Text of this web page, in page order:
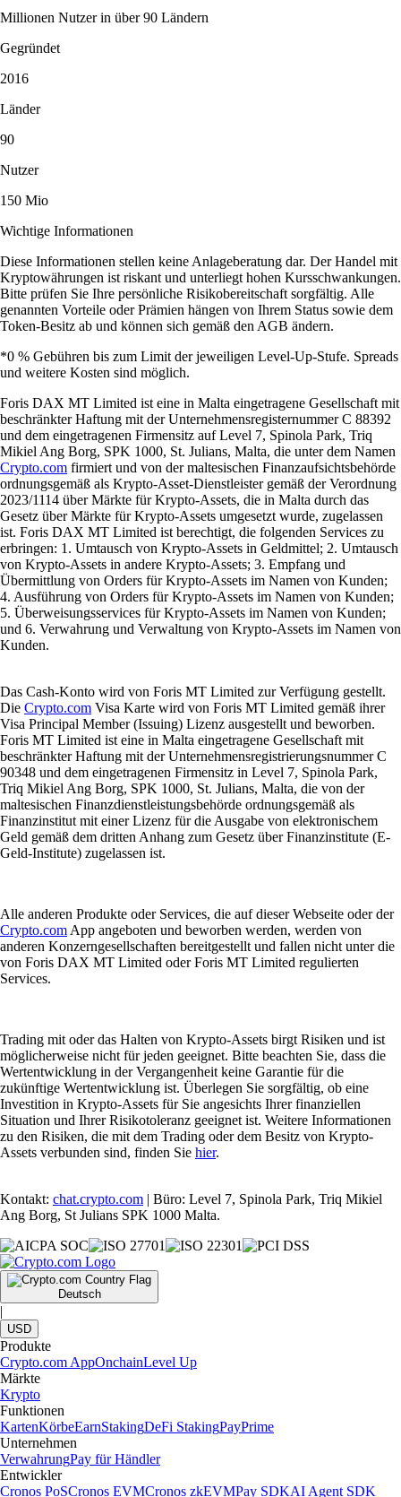
Millionen Nutzer in über 90 Ländern
Gegründet
2016
Länder
90
Nutzer
150 Mio
Wichtige Informationen
Diese Informationen stellen keine Anlageberatung dar. Der Handel mit
Kryptowährungen ist riskant und unterliegt hohen Kursschwankungen.
Bitte prüfen Sie Ihre persönliche Risikobereitschaft sorgfältig. Alle
genannten Vorteile oder Prämien hängen von Ihrem Status sowie dem
Token-Besitz ab und können sich gemäß den AGB ändern.
*0 % Gebühren bis zum Limit der jeweiligen Level-Up-Stufe. Spreads
und weitere Kosten sind möglich.
Foris DAX MT Limited ist eine in Malta eingetragene Gesellschaft mit
beschränkter Haftung mit der Unternehmensregisternummer C 88392
und dem eingetragenen Firmensitz auf Level 7, Spinola Park, Triq
Mikiel Ang Borg, SPK 1000, St. Julians, Malta, die unter dem Namen
Crypto.com firmiert und von der maltesischen Finanzaufsichtsbehörde
ordnungsgemäß als Krypto-Asset-Dienstleister gemäß der Verordnung
2023/1114 über Märkte für Krypto-Assets, die in Malta durch das
Gesetz über Märkte für Krypto-Assets umgesetzt wurde, zugelassen
ist. Foris DAX MT Limited ist berechtigt, die folgenden Services zu
erbringen: 1. Umtausch von Krypto-Assets in Geldmittel; 2. Umtausch
von Krypto-Assets in andere Krypto-Assets; 3. Empfang und
Übermittlung von Orders für Krypto-Assets im Namen von Kunden;
4. Ausführung von Orders für Krypto-Assets im Namen von Kunden;
5. Überweisungsservices für Krypto-Assets im Namen von Kunden;
und 6. Verwahrung und Verwaltung von Krypto-Assets im Namen von
Kunden.
Das Cash-Konto wird von Foris MT Limited zur Verfügung gestellt.
Die Crypto.com Visa Karte wird von Foris MT Limited gemäß ihrer
Visa Principal Member (Issuing) Lizenz ausgestellt und beworben.
Foris MT Limited ist eine in Malta eingetragene Gesellschaft mit
beschränkter Haftung mit der Unternehmensregistrierungsnummer C
90348 und dem eingetragenen Firmensitz in Level 7, Spinola Park,
Triq Mikiel Ang Borg, SPK 1000, St. Julians, Malta, die von der
maltesischen Finanzdienstleistungsbehörde ordnungsgemäß als
Finanzinstitut mit einer Lizenz für die Ausgabe von elektronischem
Geld gemäß dem dritten Anhang zum Gesetz über Finanzinstitute (E-
Geld-Institute) zugelassen ist.
Alle anderen Produkte oder Services, die auf dieser Webseite oder der
Crypto.com App angeboten und beworben werden, werden von
anderen Konzerngesellschaften bereitgestellt und fallen nicht unter die
von Foris DAX MT Limited oder Foris MT Limited regulierten
Services.
Trading mit oder das Halten von Krypto-Assets birgt Risiken und ist
möglicherweise nicht für jeden geeignet. Bitte beachten Sie, dass die
Wertentwicklung in der Vergangenheit keine Garantie für die
zukünftige Wertentwicklung ist. Überlegen Sie sorgfältig, ob eine
Investition in Krypto-Assets für Sie angesichts Ihrer finanziellen
Situation und Ihrer Risikotoleranz geeignet ist. Weitere Informationen
zu den Risiken, die mit dem Trading oder dem Besitz von Krypto-
Assets verbunden sind, finden Sie hier.
Kontakt: chat.crypto.com | Büro: Level 7, Spinola Park, Triq Mikiel
Ang Borg, St Julians SPK 1000 Malta.
Deutsch
|
USD
Produkte
Crypto.com AppOnchainLevel Up
Märkte
Krypto
Funktionen
KartenKörbeEarnStakingDeFi StakingPayPrime
Unternehmen
VerwahrungPay für Händler
Entwickler
Cronos PoSCronos EVMCronos zkEVMPay SDKAI Agent SDK